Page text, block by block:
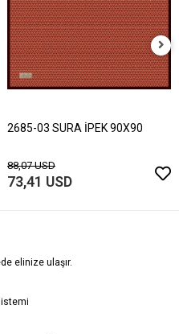
2685-03 SURA İPEK 90X90
88,07 USD
73,41 USD
elinize ulaşır.